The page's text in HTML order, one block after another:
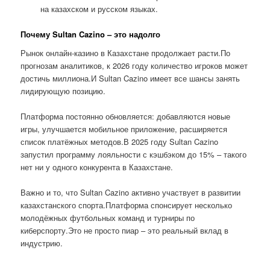
на казахском и русском языках.
Почему Sultan Cazino – это надолго
Рынок онлайн-казино в Казахстане продолжает расти.По
прогнозам аналитиков, к 2026 году количество игроков может
достичь миллиона.И Sultan Cazino имеет все шансы занять
лидирующую позицию.
Платформа постоянно обновляется: добавляются новые
игры, улучшается мобильное приложение, расширяется
список платёжных методов.В 2025 году Sultan Cazino
запустил программу лояльности с кэшбэком до 15% – такого
нет ни у одного конкурента в Казахстане.
Важно и то, что Sultan Cazino активно участвует в развитии
казахстанского спорта.Платформа спонсирует несколько
молодёжных футбольных команд и турниры по
киберспорту.Это не просто пиар – это реальный вклад в
индустрию.